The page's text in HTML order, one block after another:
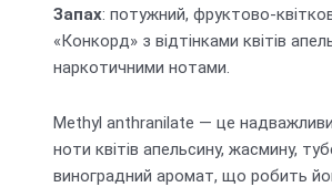
Запах: потужний, фруктово-
«Конкорд» з відтінками квітів
наркотичними нотами.
Methyl anthranilate — це
ноти квітів апельсину, жасмину,
виноградний аромат, що робить